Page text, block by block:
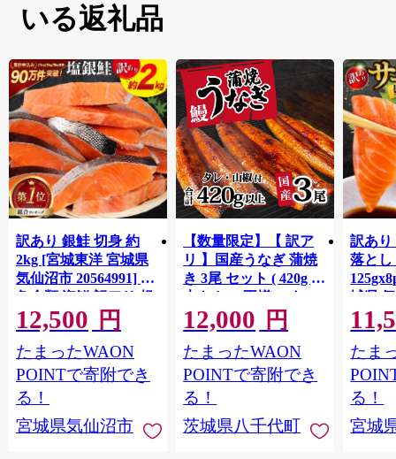
いる返礼品
訳あり 銀鮭 切身 約
2kg [宮城東洋 宮城県
気仙沼市 20564991] 鮭
魚介類 海鮮 訳アリ 規
格外 不揃い さけ サケ
鮭切身 シャケ 切り身
冷凍 家庭用 おかず 弁
当 支援 サーモン 銀鮭
切り身 魚 わけあり
12,500 円
たまったWAON
POINTで寄附でき
る！
宮城県気仙沼市
【数量限定】【 訳ア
リ 】国産うなぎ 蒲焼
き 3尾 セット ( 420g )
大きさ の不揃い タ
レ・山椒付き ウナギ
鰻 ふぞろい 不揃い う
な重 ひつまぶし 人気
茨城 八千代町 ふるさ
と納税 冷凍 [SF951ya]
12,000 円
たまったWAON
POINTで寄附でき
る！
茨城県八千代町
訳あり
落とし
城県
お刺し
生 生
鮭 銀
介
たま
る！
宮城